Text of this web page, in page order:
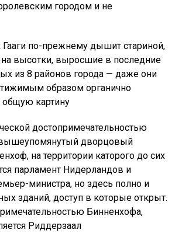
городом и не
по-прежнему дышит стариной,
высотки, выросшие в последние
из 8 районов города — даже они
образом органично
картину
достопримечательностью
вышеупомянутый дворцовый
на территории каторого до сих
парламент Нидерландов и
министра, но здесь полно и
зданий, доступ в которые открыт.
Бинненхофа,
Риддерзаал